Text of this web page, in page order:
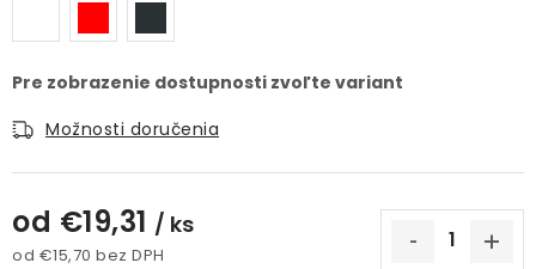
Možnosti doručenia
od €19,31 / ks
od €15,70 bez DPH